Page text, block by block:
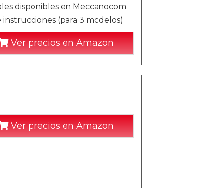
disponibles en Meccanocom
instrucciones (para 3 modelos)
Ver precios en Amazon
Ver precios en Amazon